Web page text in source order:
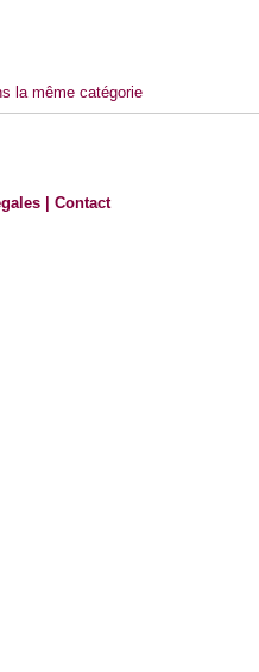
la même catégorie
|Contact